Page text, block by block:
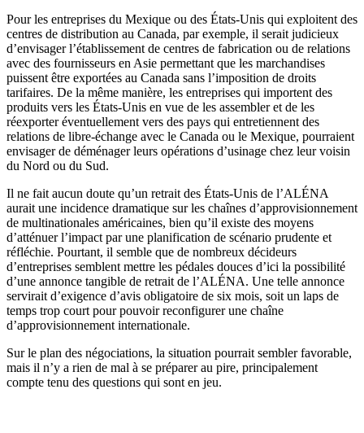
Pour les entreprises du Mexique ou des États-Unis qui exploitent des
centres de distribution au Canada, par exemple, il serait judicieux
d’envisager l’établissement de centres de fabrication ou de relations
avec des fournisseurs en Asie permettant que les marchandises
puissent être exportées au Canada sans l’imposition de droits
tarifaires. De la même manière, les entreprises qui importent des
produits vers les États-Unis en vue de les assembler et de les
réexporter éventuellement vers des pays qui entretiennent des
relations de libre-échange avec le Canada ou le Mexique, pourraient
envisager de déménager leurs opérations d’usinage chez leur voisin
du Nord ou du Sud.
Il ne fait aucun doute qu’un retrait des États-Unis de l’ALÉNA
aurait une incidence dramatique sur les chaînes d’approvisionnement
de multinationales américaines, bien qu’il existe des moyens
d’atténuer l’impact par une planification de scénario prudente et
réfléchie. Pourtant, il semble que de nombreux décideurs
d’entreprises semblent mettre les pédales douces d’ici la possibilité
d’une annonce tangible de retrait de l’ALÉNA. Une telle annonce
servirait d’exigence d’avis obligatoire de six mois, soit un laps de
temps trop court pour pouvoir reconfigurer une chaîne
d’approvisionnement internationale.
Sur le plan des négociations, la situation pourrait sembler favorable,
mais il n’y a rien de mal à se préparer au pire, principalement
compte tenu des questions qui sont en jeu.